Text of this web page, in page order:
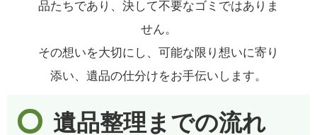
品たちであり、決して不要なゴミではありま
せん。
その想いを大切にし、可能な限り想いに寄り
添い、遺品の仕分けをお手伝いします。
遺品整理までの流れ